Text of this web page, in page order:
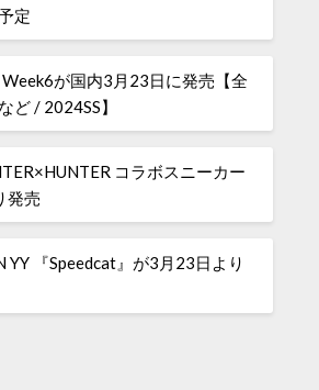
定
Week6が国内3月23日に発売【全
ど / 2024SS】
コラボスニーカー
発売
YY 『Speedcat』が3月23日より